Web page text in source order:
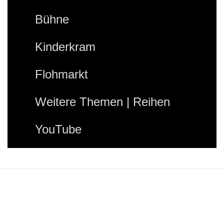
Bühne
Kinderkram
Flohmarkt
Weitere Themen | Reihen
YouTube